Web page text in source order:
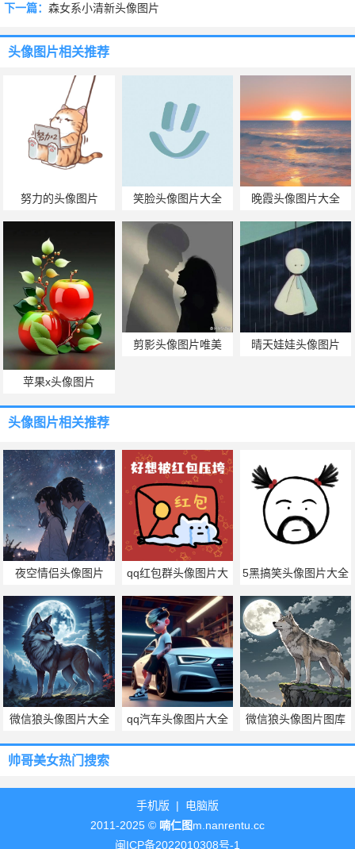
下一篇： 森女系小清新头像图片
头像图片相关推荐
努力的头像图片 笑脸头像图片大全 晚霞头像图片大全
苹果x头像图片
剪影头像图片唯美 晴天娃娃头像图片
头像图片相关推荐
夜空情侣头像图片
qq红包群头像图片大
全
5黑搞笑头像图片大全
微信狼头像图片大全 qq汽车头像图片大全 微信狼头像图片图库
帅哥美女热门搜索
手机版 | 电脑版
2011-2025 © 喃仁图m.nanrentu.cc
闽ICP备2022010308号-1